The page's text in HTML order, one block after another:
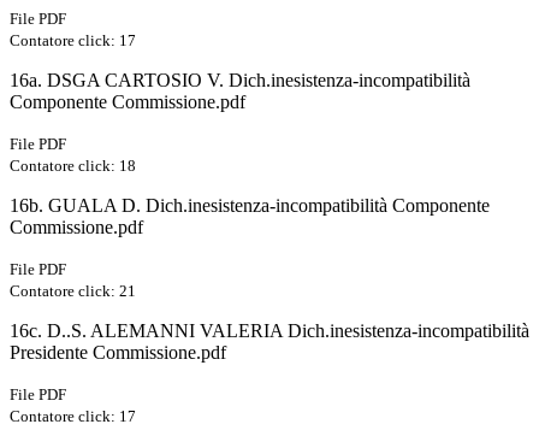
File PDF
Contatore click: 17
16a. DSGA CARTOSIO V. Dich.inesistenza-incompatibilità
Componente Commissione.pdf
File PDF
Contatore click: 18
16b. GUALA D. Dich.inesistenza-incompatibilità Componente
Commissione.pdf
File PDF
Contatore click: 21
16c. D..S. ALEMANNI VALERIA Dich.inesistenza-incompatibilità
Presidente Commissione.pdf
File PDF
Contatore click: 17